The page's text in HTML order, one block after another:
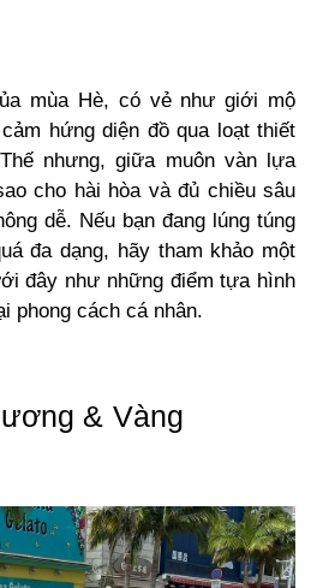
mùa Hè, có vẻ như giới mộ
hứng diện đồ qua loạt thiết
nhưng, giữa muôn vàn lựa
cho hài hòa và đủ chiều sâu
dễ. Nếu bạn đang lúng túng
đa dạng, hãy tham khảo một
đây như những điểm tựa hình
phong cách cá nhân.
& Vàng